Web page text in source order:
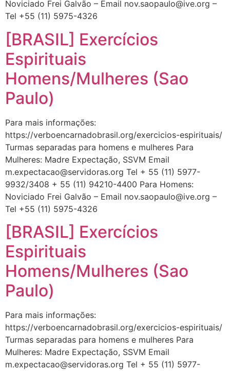
Noviciado Frei Galvão – Email nov.saopaulo@ive.org –
Tel +55 (11) 5975-4326
[BRASIL] Exercícios
Espirituais
Homens/Mulheres (Sao
Paulo)
Para mais informações:
https://verboencarnadobrasil.org/exercicios-espirituais/
Turmas separadas para homens e mulheres Para
Mulheres: Madre Expectação, SSVM Email
m.expectacao@servidoras.org Tel + 55 (11) 5977-
9932/3408 + 55 (11) 94210-4400 Para Homens:
Noviciado Frei Galvão – Email nov.saopaulo@ive.org –
Tel +55 (11) 5975-4326
[BRASIL] Exercícios
Espirituais
Homens/Mulheres (Sao
Paulo)
Para mais informações:
https://verboencarnadobrasil.org/exercicios-espirituais/
Turmas separadas para homens e mulheres Para
Mulheres: Madre Expectação, SSVM Email
m.expectacao@servidoras.org Tel + 55 (11) 5977-